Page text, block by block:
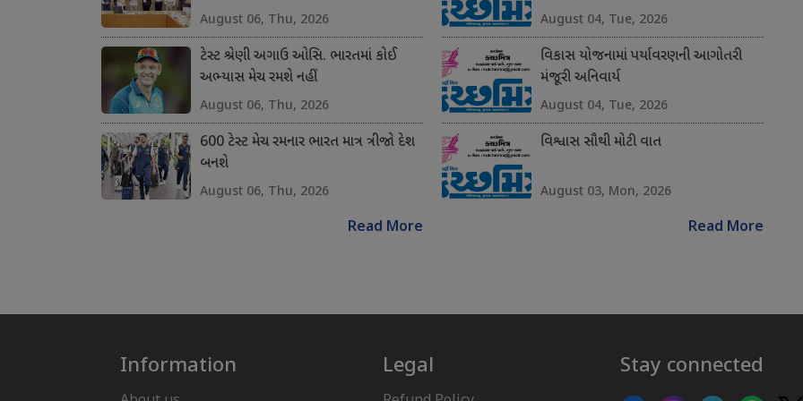
August 06, Thu, 2026
ટેસ્ટ શ્રેણી અગાઉ ઓસિ. ભારતમાં કોઈ
અભ્યાસ મેચ રમશે નહીં
August 06, Thu, 2026
600 ટેસ્ટ મેચ રમનાર ભારત માત્ર ત્રીજો દેશ
બનશે
August 06, Thu, 2026
Read More
August 04, Tue, 2026
વિકાસ યોજનામાં પર્યાવરણની આગોતરી
મંજૂરી અનિવાર્ય
August 04, Tue, 2026
વિશ્વાસ સૌથી મોટી વાત
August 03, Mon, 2026
Read More
Information Legal Stay connected